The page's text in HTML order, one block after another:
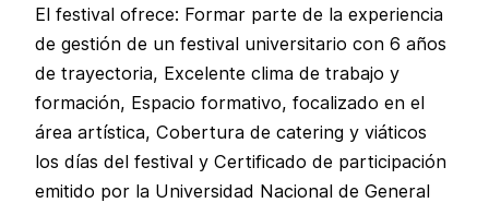
El festival ofrece: Formar parte de la experiencia
de gestión de un festival universitario con 6 años
de trayectoria, Excelente clima de trabajo y
formación, Espacio formativo, focalizado en el
área artística, Cobertura de catering y viáticos
los días del festival y Certificado de participación
emitido por la Universidad Nacional de General